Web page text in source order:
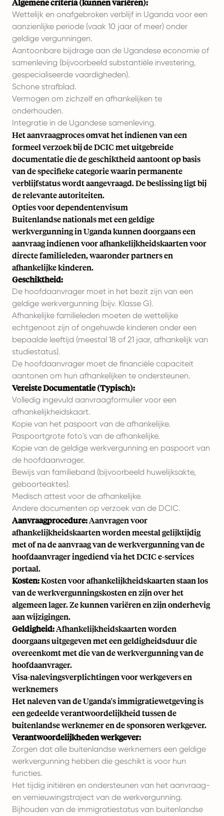
Algemene criteria (kunnen variëren):
Wettelijk en onafgebroken verblijf in Uganda voor een
aanzienlijke periode (vaak 10 jaar of meer) onder
geldige vergunningen.
Aantoonbare bijdrage aan de Ugandese economie of
samenleving (bijvoorbeeld substantiële investering,
gespecialiseerde vaardigheden).
Schone strafblad.
Vermogen om zichzelf en afhankelijken te
onderhouden.
Integratie in de Ugandese samenleving.
Het aanvraagproces omvat het indienen van een
formeel verzoek bij de DCIC met uitgebreide
documentatie die de geschiktheid aantoont op basis
van de specifieke categorie waarin permanente
verblijfstatus wordt aangevraagd. De beslissing ligt bij
de relevante autoriteiten.
Opties voor dependentenvisum
Buitenlandse nationals met een geldige
werkvergunning in Uganda kunnen doorgaans een
aanvraag indienen voor afhankelijkheidskaarten voor
directe familieleden, waaronder partners en
afhankelijke kinderen.
Geschiktheid:
De hoofdaanvrager moet in het bezit zijn van een
geldige werkvergunning (bijv. Klasse G).
Afhankelijke familieleden moeten de wettelijke
echtgenoot zijn of ongehuwde kinderen onder een
bepaalde leeftijd (meestal 18 of 21 jaar, afhankelijk van
studiestatus).
De hoofdaanvrager moet de financiële capaciteit
aantonen om hun afhankelijken te ondersteunen.
Vereiste Documentatie (Typisch):
Volledig ingevuld aanvraagformulier voor een
afhankelijkheidskaart.
Kopie van het paspoort van de afhankelijke.
Paspoortgrote foto's van de afhankelijke.
Kopie van de geldige werkvergunning en paspoort van
de hoofdaanvrager.
Bewijs van familieband (bijvoorbeeld huwelijksakte,
geboorteaktes).
Medisch attest voor de afhankelijke.
Andere documenten op verzoek van de DCIC.
Aanvraagprocedure:Aanvragen voor
afhankelijkheidskaarten worden meestal gelijktijdig
met of na de aanvraag van de werkvergunning van de
hoofdaanvrager ingediend via het DCIC e-services
portaal.
Kosten:Kosten voor afhankelijkheidskaarten staan los
van de werkvergunningskosten en zijn over het
algemeen lager. Ze kunnen variëren en zijn onderhevig
aan wijzigingen.
Geldigheid:Afhankelijkheidskaarten worden
doorgaans uitgegeven met een geldigheidsduur die
overeenkomt met die van de werkvergunning van de
hoofdaanvrager.
Visa-nalevingsverplichtingen voor werkgevers en
werknemers
Het naleven van de Uganda's immigratiewetgeving is
een gedeelde verantwoordelijkheid tussen de
buitenlandse werknemer en de sponsoren werkgever.
Verantwoordelijkheden werkgever:
Zorgen dat alle buitenlandse werknemers een geldige
werkvergunning hebben die geschikt is voor hun
functies.
Het tijdig initiëren en ondersteunen van het aanvraag-
en vernieuwingstraject van de werkvergunning.
Bijhouden van de immigratiestatus van buitenlandse